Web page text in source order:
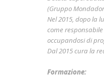
(Gruppo
Nel 2015, dopo la
come
occupandosi di
Dal 2015 cura la
Formazione: